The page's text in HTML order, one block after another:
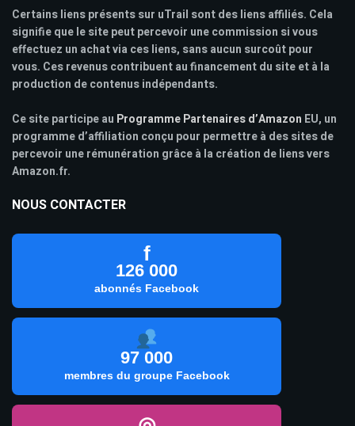
Certains liens présents sur uTrail sont des liens affiliés. Cela
signifie que le site peut percevoir une commission si vous
effectuez un achat via ces liens, sans aucun surcoût pour
vous. Ces revenus contribuent au financement du site et à la
production de contenus indépendants.
Ce site participe au Programme Partenaires d’Amazon EU, un
programme d’affiliation conçu pour permettre à des sites de
percevoir une rémunération grâce à la création de liens vers
Amazon.fr.
NOUS CONTACTER
f
126 000
abonnés Facebook
97 000
membres du groupe Facebook